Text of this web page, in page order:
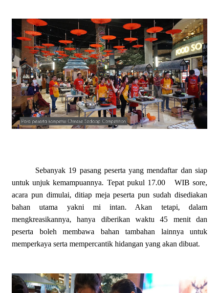
Sebanyak 19 pasang peserta yang mendaftar dan siap
untuk unjuk kemampuannya. Tepat pukul 17.00 WIB sore,
acara pun dimulai, ditiap meja peserta pun sudah disediakan
bahan utama yakni mi intan. Akan tetapi, dalam
mengkreasikannya, hanya diberikan waktu 45 menit dan
peserta boleh membawa bahan tambahan lainnya untuk
memperkaya serta mempercantik hidangan yang akan dibuat.